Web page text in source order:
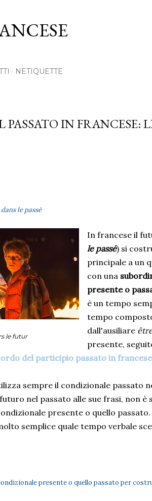
NETIQUETTE
PASSATO IN FRANCESE:
le passé
le futur
In francese il
le passé) si
principale a un
con una
presente o
è un tempo
tempo
dall'ausiliare
presente,
del participio passato in francese
sempre il condizionale passato
nel passato alle sue frasi, non
presente o quello passato.
semplice quale tempo verbale
presente o quello passato per